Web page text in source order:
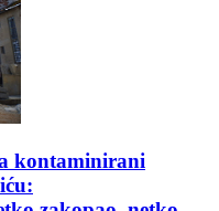
kontaminirani